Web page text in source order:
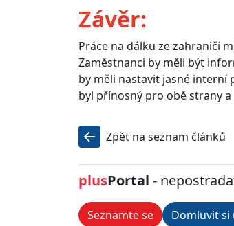
Závěr:
Práce na dálku ze zahraničí
Zaměstnanci by měli být
by měli nastavit jasné interní
byl přínosný pro obě strany
Zpět na seznam článků
plusPortal -
Seznamte se Domluvit si